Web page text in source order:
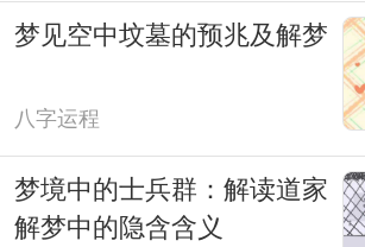
梦见空中坟墓的预兆及解梦
八字运程
梦境中的士兵群：解读道家
解梦中的隐含含义